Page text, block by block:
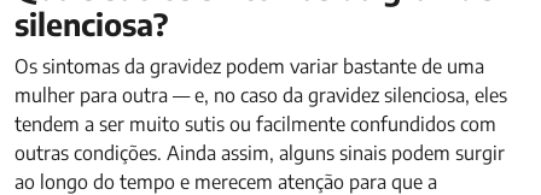
silenciosa?
Os sintomas da gravidez podem variar bastante de uma
mulher para outra — e, no caso da gravidez silenciosa, eles
tendem a ser muito sutis ou facilmente confundidos com
outras condições. Ainda assim, alguns sinais podem surgir
ao longo do tempo e merecem atenção para que a